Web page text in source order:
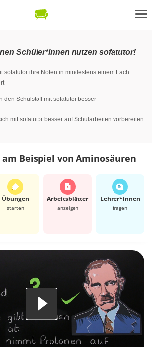
Schüler*innen nutzen sofatutor!
sofatutor ihre Noten in mindestens einem Fach
den Schulstoff mit sofatutor besser
mit sofatutor besser auf Schularbeiten vorbereiten
Beispiel von Aminosäuren
Übungen
starten
Arbeits­blätter
anzeigen
Lehrer*​innen
fragen